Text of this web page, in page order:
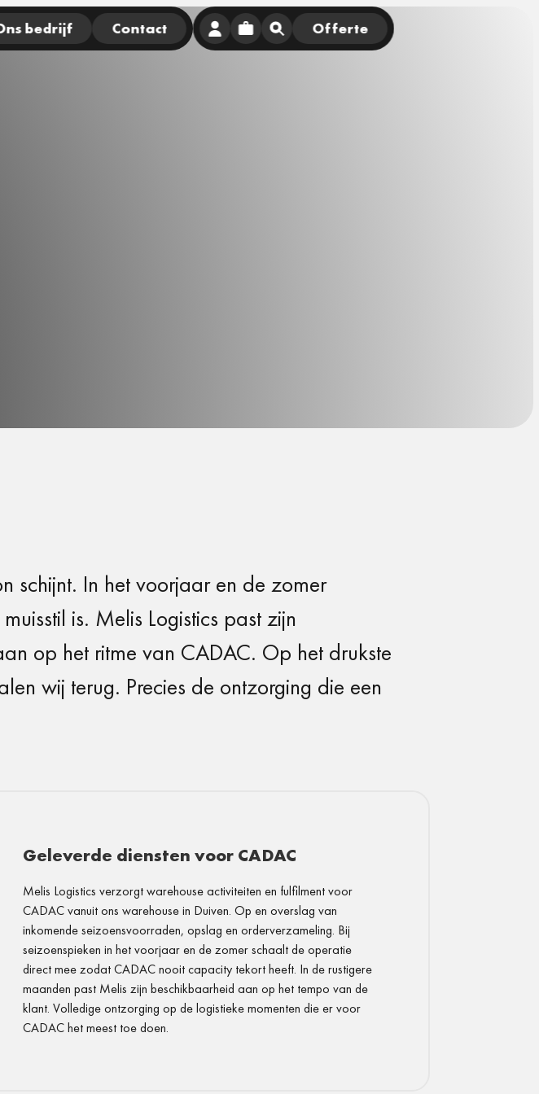
schijnt. In hetvoorjaar en dezomer
is. Melis Logistics past zijn
op het ritme van CADAC. Op het drukste
wij terug. Precies de ontzorging die een
Geleverde diensten voor CADAC
Melis Logistics verzorgt warehouse activiteiten en fulfilment voor
CADAC vanuit ons warehouse in Duiven. Op en overslag van
inkomende seizoensvoorraden, opslag en orderverzameling. Bij
seizoenspieken in het voorjaar en de zomer schaalt de operatie
direct mee zodat CADAC nooit capacity tekort heeft. In de rustigere
maanden past Melis zijn beschikbaarheid aan op het tempo van de
klant. Volledige ontzorging op de logistieke momenten die er voor
CADAC het meest toe doen.
bedrijf Contact Offerte